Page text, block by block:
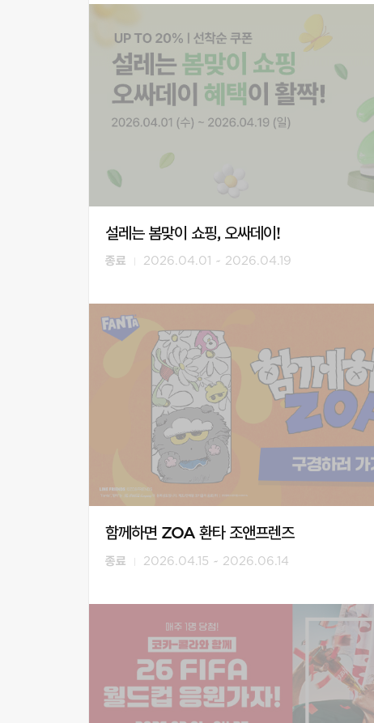
설레는 봄맞이 쇼핑, 오싸데이!
종료 2026.04.01 ~ 2026.04.19
함께하면 ZOA 환타 조앤프렌즈
종료 2026.04.15 ~ 2026.06.14